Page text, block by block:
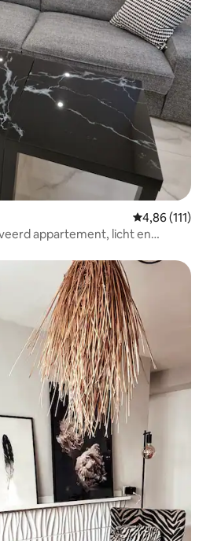
Gemiddelde
4,86 (111)
appartement, licht en